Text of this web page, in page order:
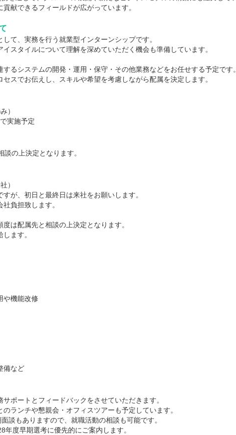
献できるフィールドが広がっています。
て、実務を行う就業型インターンシップです。
スタイルについて理解を深めていただく機会も準備しています。
するシステムの開発・運用・保守・その他業務などをお任せする予定です
スでお伝えし、スキルや希望を考慮しながら配属を決定します。
）
実施予定
の上決定となります。
）
が、初日と最終日は来社をお願いします。
負担致します。
は配属先と相談の上決定となります。
ます。
や機能改修
備など
サポートとフィードバックをさせていただきます。
のランチや懇親会・オフィスツアーも予定しています。
談もありますので、就職活動の相談も可能です。
年度早期選考に優先的にご案内します。